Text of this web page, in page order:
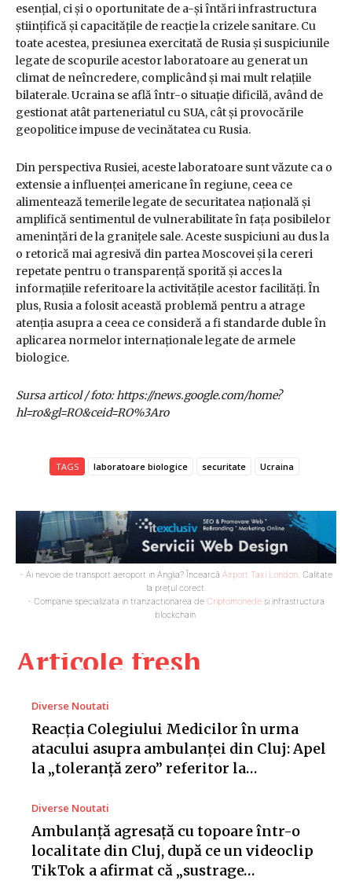
Articole fresh
Diverse Noutati
Reacția Colegiului Medicilor în urma
atacului asupra ambulanței din Cluj: Apel
la „toleranță zero” referitor la…
Diverse Noutati
Ambulanță agresață cu topoare într-o
localitate din Cluj, după ce un videoclip
TikTok a afirmat că „sustrage…
esențial, ci și o oportunitate de a-și întări infrastructura
științifică și capacitățile de reacție la crizele sanitare. Cu
toate acestea, presiunea exercitată de Rusia și suspiciunile
legate de scopurile acestor laboratoare au generat un
climat de neîncredere, complicând și mai mult relațiile
bilaterale. Ucraina se află într-o situație dificilă, având de
gestionat atât parteneriatul cu SUA, cât și provocările
geopolitice impuse de vecinătatea cu Rusia.
Din perspectiva Rusiei, aceste laboratoare sunt văzute ca o
extensie a influenței americane în regiune, ceea ce
alimentează temerile legate de securitatea națională și
amplifică sentimentul de vulnerabilitate în fața posibilelor
amenințări de la granițele sale. Aceste suspiciuni au dus la
o retorică mai agresivă din partea Moscovei și la cereri
repetate pentru o transparență sporită și acces la
informațiile referitoare la activitățile acestor facilități. În
plus, Rusia a folosit această problemă pentru a atrage
atenția asupra a ceea ce consideră a fi standarde duble în
aplicarea normelor internaționale legate de armele
biologice.
Sursa articol / foto: https://news.google.com/home?
hl=ro&gl=RO&ceid=RO%3Aro
TAGS laboratoare biologice securitate Ucraina
- Ai nevoie de transport aeroport in Anglia? Încearcă Airport Taxi London. Calitate
la prețul corect.
- Companie specializata in tranzactionarea de Criptomonede si infrastructura
blockchain.